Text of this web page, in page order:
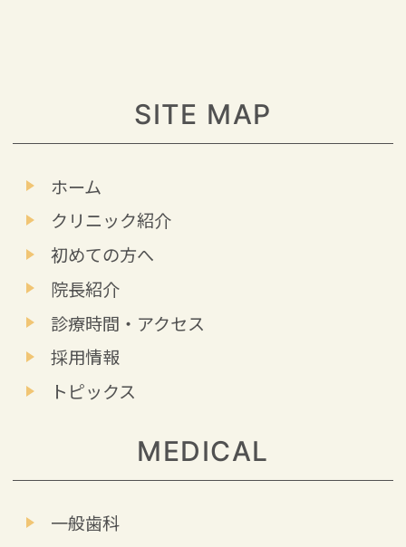
SITE MAP
ホーム
クリニック紹介
初めての方へ
院長紹介
診療時間・アクセス
採用情報
トピックス
MEDICAL
一般歯科